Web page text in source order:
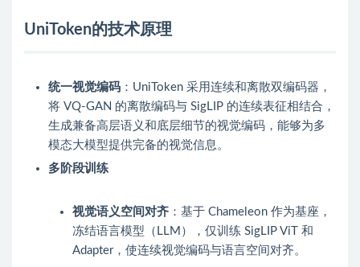
UniToken的技术原理
统一视觉编码 ：UniToken 采用连续和离散双编码器，
将 VQ-GAN 的离散编码与 SigLIP 的连续表征相结合，
生成兼备高层语义和底层细节的视觉编码，能够为多
模态大模型提供完备的视觉信息。
多阶段训练
视觉语义空间对齐 ：基于 Chameleon 作为基座，
冻结语言模型（LLM），仅训练 SigLIP ViT 和
Adapter，使连续视觉编码与语言空间对齐。